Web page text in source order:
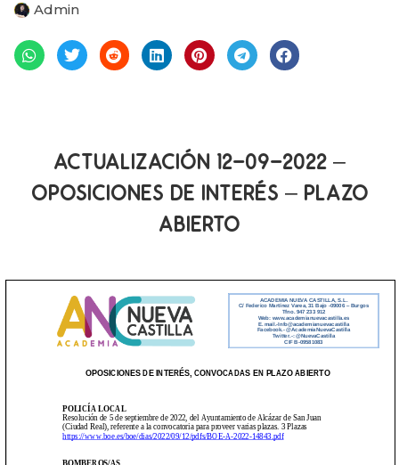
Admin
ACTUALIZACIÓN 12-09-2022 –
OPOSICIONES DE INTERÉS – PLAZO
ABIERTO